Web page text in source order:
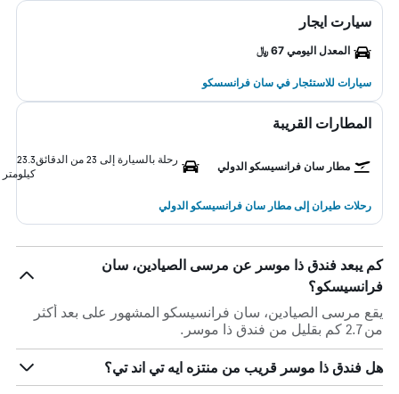
سيارت ايجار
المعدل اليومي 67 ﷼
سيارات للاستئجار في سان فرانسسكو
المطارات القريبة
مطار سان فرانسيسكو الدولي
رحلة بالسيارة إلى 23 من الدقائق
23.3
كيلومتر
رحلات طيران إلى مطار سان فرانسيسكو الدولي
كم يبعد فندق ذا موسر عن مرسى الصيادين، سان
فرانسيسكو؟
يقع مرسى الصيادين، سان فرانسيسكو المشهور على بعد أكثر
من 2.7 كم بقليل من فندق ذا موسر.
هل فندق ذا موسر قريب من منتزه ايه تي اند تي؟